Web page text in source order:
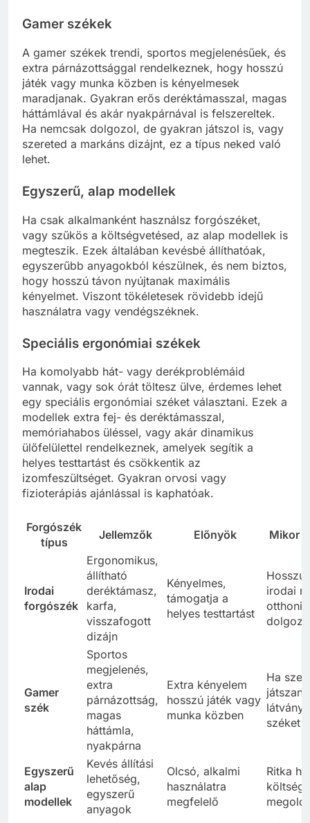
Gamer székek
A gamer székek trendi, sportos megjelenésűek, és
extra párnázottsággal rendelkeznek, hogy hosszú
játék vagy munka közben is kényelmesek
maradjanak. Gyakran erős deréktámasszal, magas
háttámlával és akár nyakpárnával is felszereltek.
Ha nemcsak dolgozol, de gyakran játszol is, vagy
szereted a markáns dizájnt, ez a típus neked való
lehet.
Egyszerű, alap modellek
Ha csak alkalmanként használsz forgószéket,
vagy szűkös a költségvetésed, az alap modellek is
megteszik. Ezek általában kevésbé állíthatóak,
egyszerűbb anyagokból készülnek, és nem biztos,
hogy hosszú távon nyújtanak maximális
kényelmet. Viszont tökéletesek rövidebb idejű
használatra vagy vendégszéknek.
Speciális ergonómiai székek
Ha komolyabb hát- vagy derékproblémáid
vannak, vagy sok órát töltesz ülve, érdemes lehet
egy speciális ergonómiai széket választani. Ezek a
modellek extra fej- és deréktámasszal,
memóriahabos üléssel, vagy akár dinamikus
ülőfelülettel rendelkeznek, amelyek segítik a
helyes testtartást és csökkentik az
izomfeszültséget. Gyakran orvosi vagy
fizioterápiás ajánlással is kaphatóak.
Forgószék
típus
Jellemzők Előnyök Mikor
Irodai
forgószék
Ergonomikus,
állítható
deréktámasz,
karfa,
visszafogott
dizájn
Kényelmes,
támogatja a
helyes testtartást
Hosszú
irodai
otthoni
Gamer
szék
Sportos
megjelenés,
extra
párnázottság,
magas
háttámla,
nyakpárna
Extra kényelem
hosszú játék vagy
munka közben
Ha
széket
Egyszerű
alap
modellek
Kevés állítási
lehetőség,
egyszerű
anyagok
Olcsó, alkalmi
használatra
megfelelő
Ritka